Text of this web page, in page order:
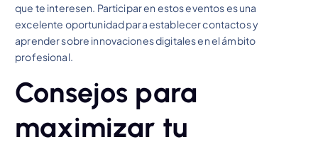
que te interesen. Participar en estos eventos es una
excelente oportunidad para establecer contactos y
aprender sobre innovaciones digitales en el ámbito
profesional.
Consejos para
maximizar tu